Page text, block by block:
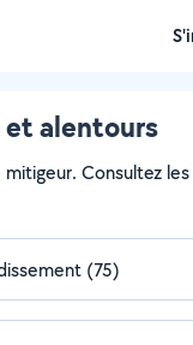
et alentours
Consultez